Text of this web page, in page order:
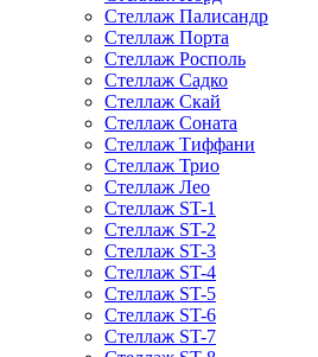
Стеллаж Палисандр
Стеллаж Порта
Стеллаж Росполь
Стеллаж Садко
Стеллаж Скай
Стеллаж Соната
Стеллаж Тиффани
Стеллаж Трио
Стеллаж Лео
Стеллаж ST-1
Стеллаж ST-2
Стеллаж ST-3
Стеллаж ST-4
Стеллаж ST-5
Стеллаж ST-6
Стеллаж ST-7